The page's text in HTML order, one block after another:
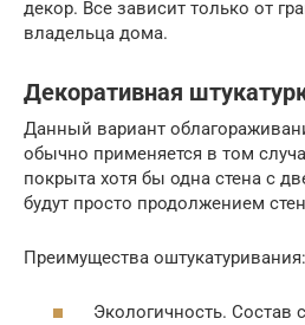
декор. Все зависит только от
владельца дома.
Декоративная
Данный вариант
обычно применяется в том
покрыта хотя бы одна стена с
будут просто продолжением
Преимущества оштукатуривания:
Экологичность. Состав